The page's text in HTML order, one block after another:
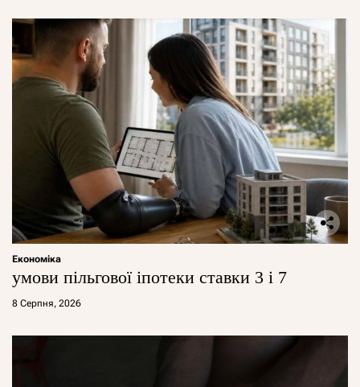
Економіка
умови пільгової іпотеки ставки 3 і 7
8 Серпня, 2026